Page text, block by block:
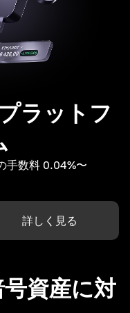
ラットフ
手数料 0.04%〜
詳しく見る
資産に対